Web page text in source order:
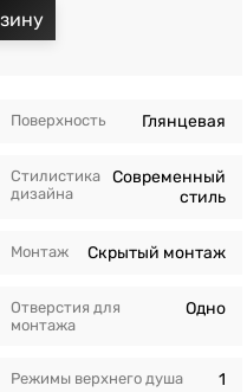
Поверхность Глянцевая
Стилистика
дизайна
Современный
стиль
Монтаж Скрытый монтаж
Отверстия для
монтажа
Одно
Режимы верхнего душа 1